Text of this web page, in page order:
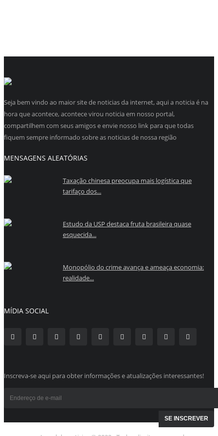
Seja bem vindo ao maior site de noticias da internet, aqui a noticia é na
hora que acontece, acontece virou noticia em nosso portal,
compartilhem com seus amigos e envie nosso link para que todas
fiquem sempre informado sobre as noticias de nossa região
MENSAGENS ALEATÓRIAS
Taxação chinesa preocupa mais logística que
tarifaço dos...
Estudo da USP destaca fruta brasileira quase
esquecida...
Monopólio do crime avança e ameaça economia:
realidade...
MÍDIA SOCIAL
Inscreva-se aqui para obter informações e atualizações interessantes!